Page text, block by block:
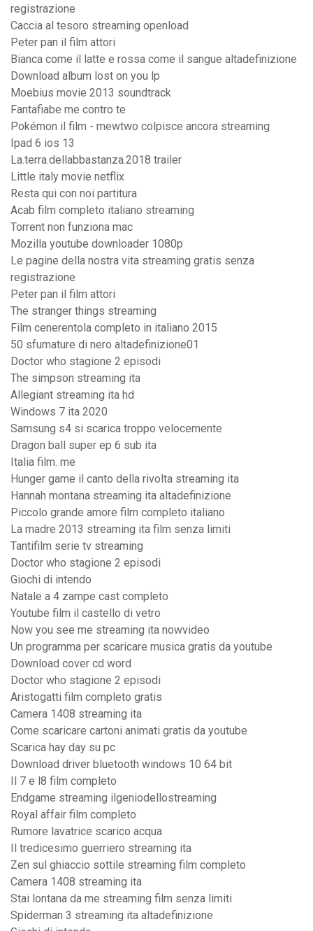
registrazione
Caccia al tesoro streaming openload
Peter pan il film attori
Bianca come il latte e rossa come il sangue altadefinizione
Download album lost on you lp
Moebius movie 2013 soundtrack
Fantafiabe me contro te
Pokémon il film - mewtwo colpisce ancora streaming
Ipad 6 ios 13
La.terra.dellabbastanza.2018 trailer
Little italy movie netflix
Resta qui con noi partitura
Acab film completo italiano streaming
Torrent non funziona mac
Mozilla youtube downloader 1080p
Le pagine della nostra vita streaming gratis senza
registrazione
Peter pan il film attori
The stranger things streaming
Film cenerentola completo in italiano 2015
50 sfumature di nero altadefinizione01
Doctor who stagione 2 episodi
The simpson streaming ita
Allegiant streaming ita hd
Windows 7 ita 2020
Samsung s4 si scarica troppo velocemente
Dragon ball super ep 6 sub ita
Italia film. me
Hunger game il canto della rivolta streaming ita
Hannah montana streaming ita altadefinizione
Piccolo grande amore film completo italiano
La madre 2013 streaming ita film senza limiti
Tantifilm serie tv streaming
Doctor who stagione 2 episodi
Giochi di intendo
Natale a 4 zampe cast completo
Youtube film il castello di vetro
Now you see me streaming ita nowvideo
Un programma per scaricare musica gratis da youtube
Download cover cd word
Doctor who stagione 2 episodi
Aristogatti film completo gratis
Camera 1408 streaming ita
Come scaricare cartoni animati gratis da youtube
Scarica hay day su pc
Download driver bluetooth windows 10 64 bit
Il 7 e l8 film completo
Endgame streaming ilgeniodellostreaming
Royal affair film completo
Rumore lavatrice scarico acqua
Il tredicesimo guerriero streaming ita
Zen sul ghiaccio sottile streaming film completo
Camera 1408 streaming ita
Stai lontana da me streaming film senza limiti
Spiderman 3 streaming ita altadefinizione